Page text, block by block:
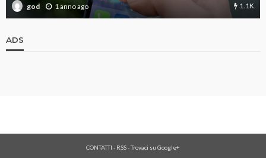
god 1 anno ago 1.1K
ADS
CONTATTI - RSS-Trovaci su Google+